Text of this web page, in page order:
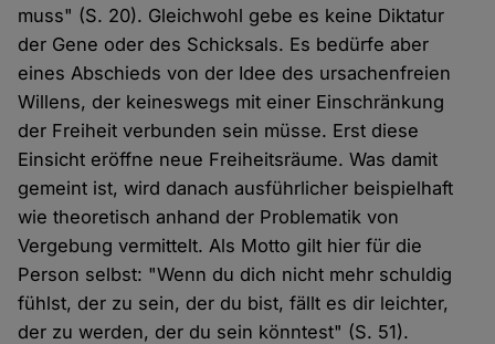
muss" (S. 20). Gleichwohl gebe es keine Diktatur
der Gene oder des Schicksals. Es bedürfe aber
eines Abschieds von der Idee des ursachenfreien
Willens, der keineswegs mit einer Einschränkung
der Freiheit verbunden sein müsse. Erst diese
Einsicht eröffne neue Freiheitsräume. Was damit
gemeint ist, wird danach ausführlicher beispielhaft
wie theoretisch anhand der Problematik von
Vergebung vermittelt. Als Motto gilt hier für die
Person selbst: "Wenn du dich nicht mehr schuldig
fühlst, der zu sein, der du bist, fällt es dir leichter,
der zu werden, der du sein könntest" (S. 51).